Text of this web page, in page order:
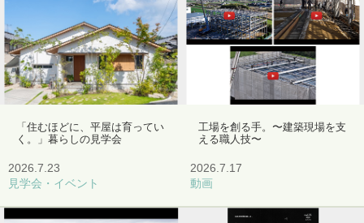
「住むほどに、平屋は育ってい
く。」暮らしの見学会
2026.7.23
見学会・イベント
工場を創る手。〜建築現場を支
える職人技〜
2026.7.17
動画